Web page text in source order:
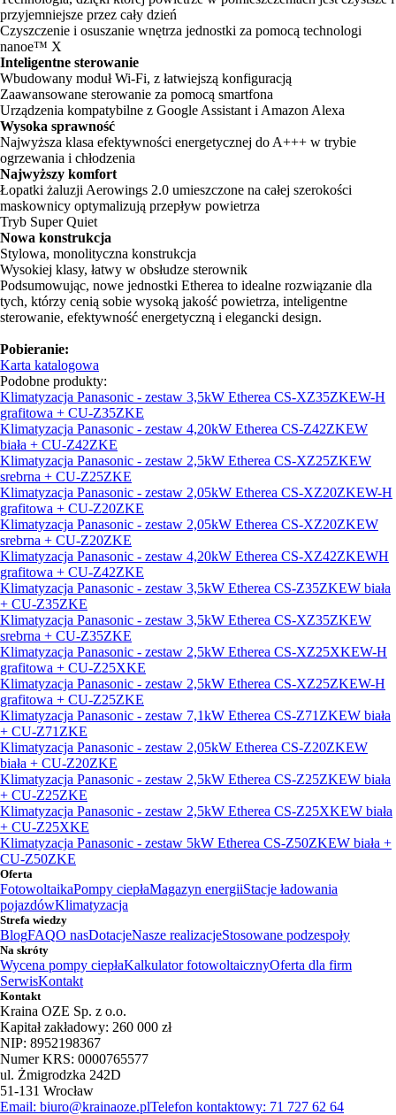
przyjemniejsze przez cały dzień
Czyszczenie i osuszanie wnętrza jednostki za pomocą technologi
nanoe™ X
Inteligentne sterowanie
Wbudowany moduł Wi-Fi, z łatwiejszą konfiguracją
Zaawansowane sterowanie za pomocą smartfona
Urządzenia kompatybilne z Google Assistant i Amazon Alexa
Wysoka sprawność
Najwyższa klasa efektywności energetycznej do A+++ w trybie
ogrzewania i chłodzenia
Najwyższy komfort
Łopatki żaluzji Aerowings 2.0 umieszczone na całej szerokości
maskownicy optymalizują przepływ powietrza
Tryb Super Quiet
Nowa konstrukcja
Stylowa, monolityczna konstrukcja
Wysokiej klasy, łatwy w obsłudze sterownik
Podsumowując, nowe jednostki Etherea to idealne rozwiązanie dla
tych, którzy cenią sobie wysoką jakość powietrza, inteligentne
sterowanie, efektywność energetyczną i elegancki design.
Pobieranie:
Karta katalogowa
Podobne produkty:
Klimatyzacja Panasonic - zestaw 3,5kW Etherea CS-XZ35ZKEW-H
grafitowa + CU-Z35ZKE
Klimatyzacja Panasonic - zestaw 4,20kW Etherea CS-Z42ZKEW
biała + CU-Z42ZKE
Klimatyzacja Panasonic - zestaw 2,5kW Etherea CS-XZ25ZKEW
srebrna + CU-Z25ZKE
Klimatyzacja Panasonic - zestaw 2,05kW Etherea CS-XZ20ZKEW-H
grafitowa + CU-Z20ZKE
Klimatyzacja Panasonic - zestaw 2,05kW Etherea CS-XZ20ZKEW
srebrna + CU-Z20ZKE
Klimatyzacja Panasonic - zestaw 4,20kW Etherea CS-XZ42ZKEWH
grafitowa + CU-Z42ZKE
Klimatyzacja Panasonic - zestaw 3,5kW Etherea CS-Z35ZKEW biała
+ CU-Z35ZKE
Klimatyzacja Panasonic - zestaw 3,5kW Etherea CS-XZ35ZKEW
srebrna + CU-Z35ZKE
Klimatyzacja Panasonic - zestaw 2,5kW Etherea CS-XZ25XKEW-H
grafitowa + CU-Z25XKE
Klimatyzacja Panasonic - zestaw 2,5kW Etherea CS-XZ25ZKEW-H
grafitowa + CU-Z25ZKE
Klimatyzacja Panasonic - zestaw 7,1kW Etherea CS-Z71ZKEW biała
+ CU-Z71ZKE
Klimatyzacja Panasonic - zestaw 2,05kW Etherea CS-Z20ZKEW
biała + CU-Z20ZKE
Klimatyzacja Panasonic - zestaw 2,5kW Etherea CS-Z25ZKEW biała
+ CU-Z25ZKE
Klimatyzacja Panasonic - zestaw 2,5kW Etherea CS-Z25XKEW biała
+ CU-Z25XKE
Klimatyzacja Panasonic - zestaw 5kW Etherea CS-Z50ZKEW biała +
CU-Z50ZKE
Oferta
FotowoltaikaPompy ciepłaMagazyn energiiStacje ładowania
pojazdówKlimatyzacja
Strefa wiedzy
BlogFAQO nasDotacjeNasze realizacjeStosowane podzespoły
Na skróty
Wycena pompy ciepłaKalkulator fotowoltaicznyOferta dla firm
SerwisKontakt
Kontakt
Kraina OZE Sp. z o.o.
Kapitał zakładowy: 260 000 zł
NIP: 8952198367
Numer KRS: 0000765577
ul. Żmigrodzka 242D
51-131 Wrocław
Email: biuro@krainaoze.plTelefon kontaktowy: 71 727 62 64